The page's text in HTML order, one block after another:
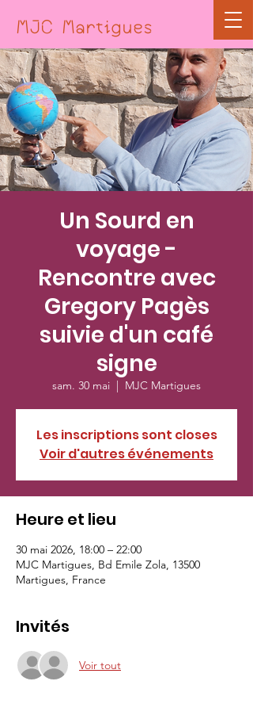
MJC Martigues
Un Sourd en
voyage -
Rencontre avec
Gregory Pagès
suivie d'un café
signe
sam. 30 mai
  |
MJC Martigues
Les inscriptions sont closes
Voir d'autres événements
Heure et lieu
30 mai 2026, 18:00 – 22:00
MJC Martigues, Bd Emile Zola, 13500
Martigues, France
Invités
Voir tout